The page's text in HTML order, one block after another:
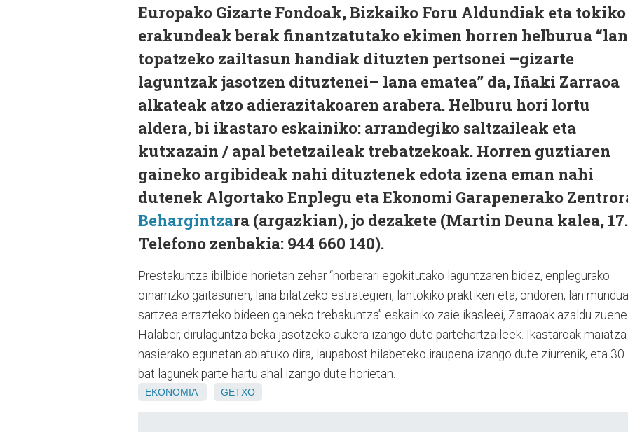
Europako Gizarte Fondoak, Bizkaiko Foru Aldundiak eta tokiko
erakundeak berak finantzatutako ekimen horren helburua
topatzeko zailtasun handiak dituzten pertsonei –gizarte
laguntzak jasotzen dituztenei– lana ematea” da, Iñaki Zarraoa
alkateak atzo adierazitakoaren arabera. Helburu hori lortu
aldera, bi ikastaro eskainiko: arrandegiko saltzaileak eta
kutxazain / apal betetzaileak trebatzekoak. Horren guztiaren
gaineko argibideak nahi dituztenek edota izena eman nahi
dutenek Algortako Enplegu eta Ekonomi Garapenerako
Behargintzara (argazkian), jo dezakete (Martin Deuna kalea, 17.
Telefono zenbakia: 944 660 140).
Prestakuntza ibilbide horietan zehar “norberari egokitutako laguntzaren bidez, enplegurako
oinarrizko gaitasunen, lana bilatzeko estrategien, lantokiko praktiken eta, ondoren, lan
sartzea errazteko bideen gaineko trebakuntza” eskainiko zaie ikasleei, Zarraoak azaldu
Halaber, dirulaguntza beka jasotzeko aukera izango dute partehartzaileek. Ikastaroak maiatza
hasierako egunetan abiatuko dira, laupabost hilabeteko iraupena izango dute ziurrenik, eta 30
bat lagunek parte hartu ahal izango dute horietan.
EKONOMIA GETXO